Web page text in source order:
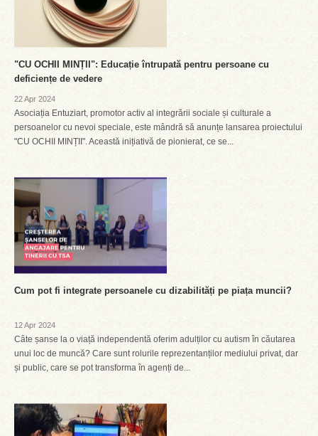
"CU OCHII MINȚII": Educație întrupată pentru persoane cu
deficiențe de vedere
22 Apr 2024
Asociația Entuziart, promotor activ al integrării sociale și culturale a
persoanelor cu nevoi speciale, este mândră să anunțe lansarea proiectului
"CU OCHII MINȚII". Această inițiativă de pionierat, ce se...
Cum pot fi integrate persoanele cu dizabilități pe piața muncii?
12 Apr 2024
Câte șanse la o viață independentă oferim adulților cu autism în căutarea
unui loc de muncă? Care sunt rolurile reprezentanților mediului privat, dar
și public, care se pot transforma în agenți de...